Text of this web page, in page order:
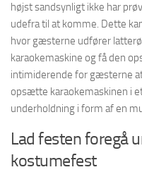
højst sandsynligt ikke har
udefra til at komme. Dette
hvor gæsterne udfører
karaokemaskine og få den
intimiderende for gæsterne
opsætte karaokemaskinen i
underholdning i form af en
Lad festen foregå
kostumefest